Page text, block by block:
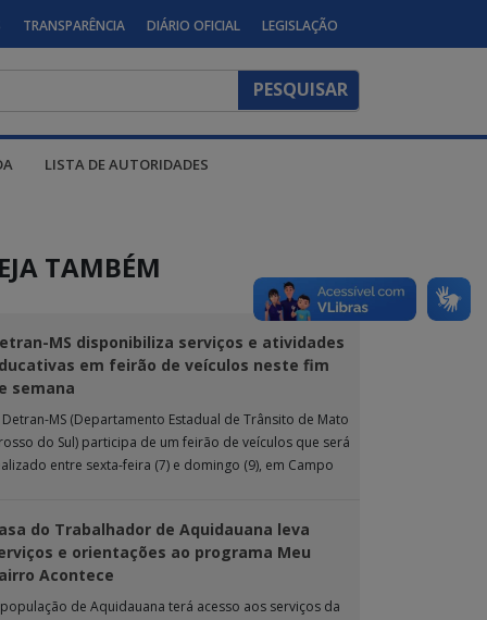
TRANSPARÊNCIA DIÁRIO OFICIAL LEGISLAÇÃO
LISTA DE AUTORIDADES
TAMBÉM
MS disponibiliza serviços e atividades
em feirão de veículos neste fim
semana
Detran-MS (Departamento Estadual de Trânsito de Mato
do Sul) participa de um feirão de veículos que será
entre sexta-feira (7) e domingo (9), em Campo
do Trabalhador de Aquidauana leva
e orientações ao programa Meu
Acontece
de Aquidauana terá acesso aos serviços da